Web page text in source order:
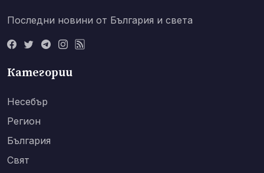
Последни новини от България и света
Категории
Несебър
Регион
България
Свят